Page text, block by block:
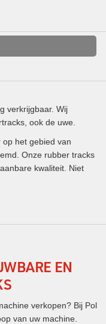
verkrijgbaar. Wij
ook de uwe.
op het gebied van
Onze rubber tracks
kwaliteit. Niet
EN
verkopen? Bij Pol
van uw machine.